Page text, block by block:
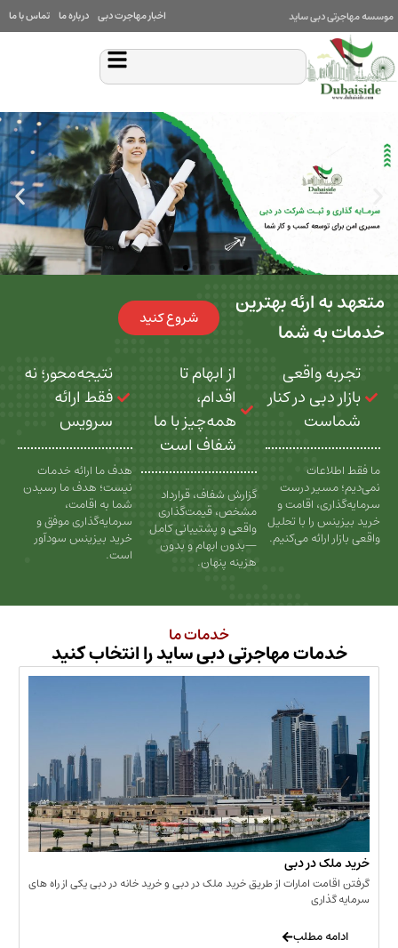
ساید درباره ما تماس با ما
بهترین
شما
شروع کنید
واقعی
در کنار
درست
اقامت و
با تحلیل
می‌کنیم.
از ابهام تا
اقدام،
همه‌چیز با ما
شفاف است
گزارش شفاف، قرارداد
مشخص، قیمت‌گذاری
واقعی و پشتیبانی کامل
—بدون ابهام و بدون
نتیجه‌محور؛ نه
فقط ارائه
سرویس
هدف ما ارائه خدمات
نیست؛ هدف ما رسیدن
شما به اقامت،
سرمایه‌گذاری موفق و
خرید بیزینس سودآور
است.
مهاجرتی دبی ساید را انتخاب کنید
در دبی
امارات از طریق خرید ملک در دبی و خرید خانه در دبی یکی از راه های